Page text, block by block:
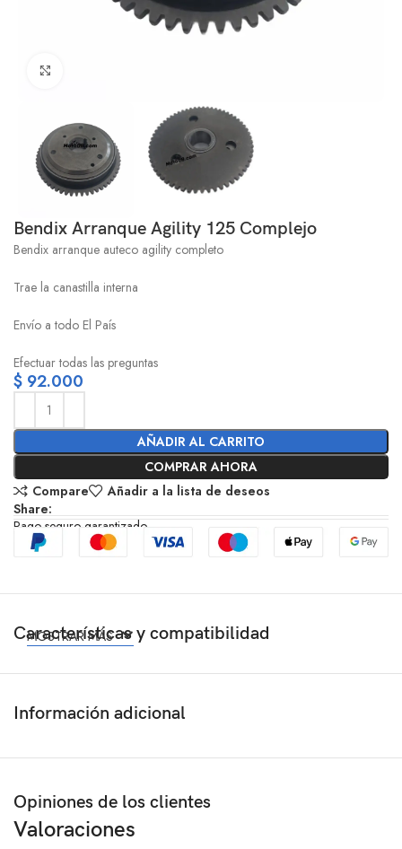
Bendix Arranque Agility 125 Complejo
Bendix arranque auteco agility completo
Trae la canastilla interna
Envío a todo El País
Efectuar todas las preguntas
$ 92.000
AÑADIR AL CARRITO
COMPRAR AHORA
Compare
Añadir a la lista de deseos
Share:
Pago seguro garantizado
Características y compatibilidad
MOSTRAR MÁS
Información adicional
Opiniones de los clientes
Valoraciones